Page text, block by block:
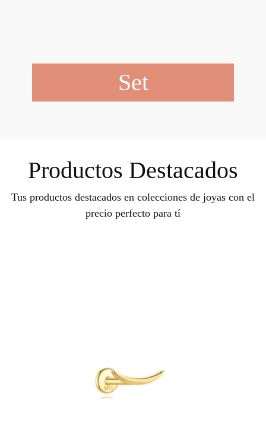
Set
Productos Destacados
Tus productos destacados en colecciones de joyas con el
precio perfecto para tí